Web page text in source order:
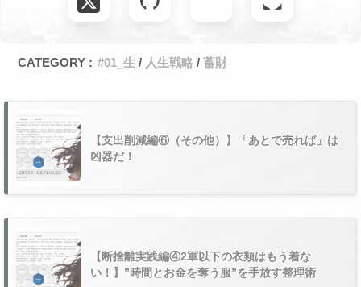
CATEGORY : #01_生 人生戦略 蓄財
【支出削減編⑥（その他）】「あとで売れば」は
凶器だ！
【断捨離実践編④2軍以下の衣類はもう着な
い！】”時間とお金を奪う服”を手放す整理術